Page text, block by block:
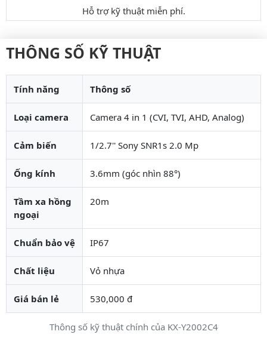
Hỗ trợ kỹ thuật miễn phí.
THÔNG SỐ KỸ THUẬT
Thông số kỹ thuật chính của KX-Y2002C4
Tính năng Thông số
Loại camera Camera 4 in 1 (CVI, TVI, AHD, Analog)
Cảm biến 1/2.7'' Sony SNR1s 2.0 Mp
Ống kính 3.6mm (góc nhìn 88°)
Tầm xa hồng
ngoại
20m
Chuẩn bảo vệ IP67
Chất liệu Vỏ nhựa
Giá bán lẻ 530,000 đ